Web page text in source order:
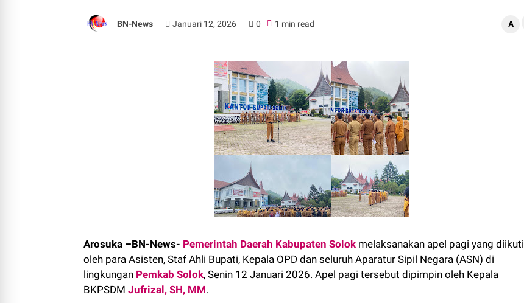
BN-News Januari 12, 2026 0 1 min read A
Arosuka –BN-News- Pemerintah Daerah Kabupaten Solok melaksanakan apel pagi yang diikuti
oleh para Asisten, Staf Ahli Bupati, Kepala OPD dan seluruh Aparatur Sipil Negara (ASN) di
lingkungan Pemkab Solok, Senin 12 Januari 2026. Apel pagi tersebut dipimpin oleh Kepala
BKPSDM Jufrizal, SH, MM.